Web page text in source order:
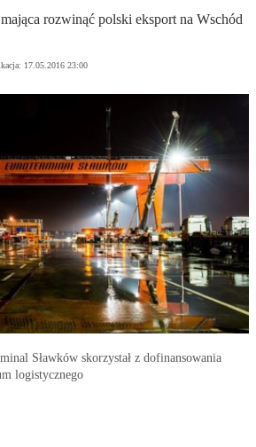
rozwinąć polski eksport na Wschód
17.05.2016 23:00
Sławków skorzystał z dofinansowania
logistycznego